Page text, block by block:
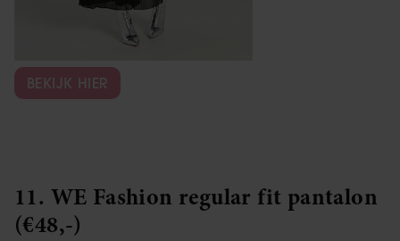
BEKIJK HIER
11. WE Fashion regular fit pantalon
(€48,-)